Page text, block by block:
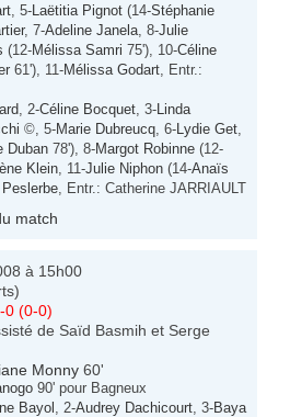
, 5- Laëtitia Pignot (14-Stéphanie
, 7-Adeline Janela , 8-Julie
(12-Mélissa Samri 75'), 10-Céline
61'), 11-Mélissa Godart , Entr.:
, 2-Céline Bocquet , 3- Linda
©, 5-Marie Dubreucq , 6- Lydie Get
Duban 78'), 8-Margot Robinne (12-
Klein , 11-Julie Niphon (14-Anaïs
, Entr.: Catherine JARRIAULT
match
à 15h00
0 (0-0)
de Saïd Basmih et Serge
Monny 60'
90' pour Bagneux
Bayol , 2-Audrey Dachicourt , 3-Baya